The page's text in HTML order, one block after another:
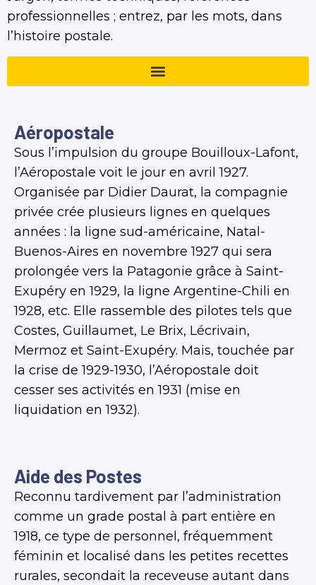
professionnelles ; entrez, par les mots, dans
l’histoire postale.
Aéropostale
Sous l’impulsion du groupe Bouilloux-Lafont,
l’Aéropostale voit le jour en avril 1927.
Organisée par Didier Daurat, la compagnie
privée crée plusieurs lignes en quelques
années : la ligne sud-américaine, Natal-
Buenos-Aires en novembre 1927 qui sera
prolongée vers la Patagonie grâce à Saint-
Exupéry en 1929, la ligne Argentine-Chili en
1928, etc. Elle rassemble des pilotes tels que
Costes, Guillaumet, Le Brix, Lécrivain,
Mermoz et Saint-Exupéry. Mais, touchée par
la crise de 1929-1930, l’Aéropostale doit
cesser ses activités en 1931 (mise en
liquidation en 1932).
Aide des Postes
Reconnu tardivement par l’administration
comme un grade postal à part entière en
1918, ce type de personnel, fréquemment
féminin et localisé dans les petites recettes
rurales, secondait la receveuse autant dans